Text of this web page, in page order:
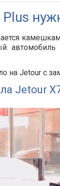
автомобиль
на Jetour с
Jetour